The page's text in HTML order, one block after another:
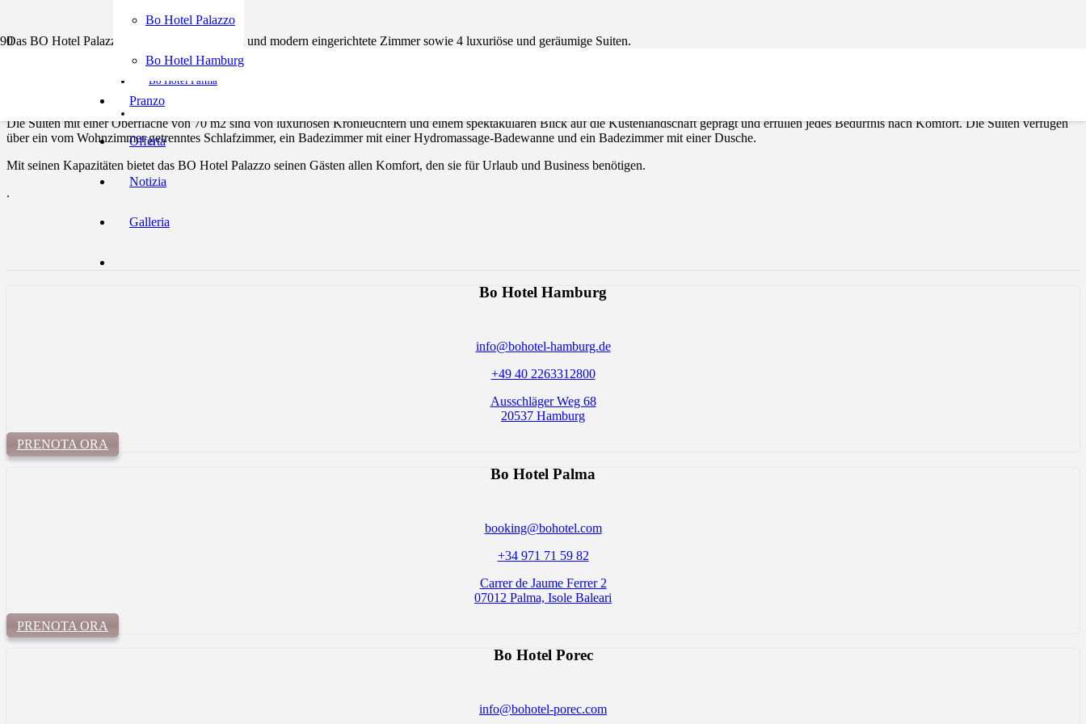
Bo Hotel Hamburg
Bo Hotel Palma
Bo Hotel Palazzo
Bo Hotel Hamburg
Pranzo
Offerta
Notizia
Galleria
Das BO Hotel Palazzo verfügt über 70 elegant und modern eingerichtete Zimmer sowie 4 luxuriöse und geräumige Suiten.
Das BO Hotel Palazzo verfügt über 70 elegante und modern eingerichtete Zimmer sowie 4 luxuriöse und geräumige Suiten, die nach den Inseln und Klippen des Archipels von Poreč benannt wurden:
Karbola, Sarafel, Butašel und Altež.
Die Suiten mit einer Oberfläche von 70 m2 sind von luxuriösen Kronleuchtern und einem spektakulären Blick auf die Küstenlandschaft geprägt und erfüllen jedes Bedürfnis nach Komfort. Die Suiten verfügen
über ein vom Wohnzimmer getrenntes Schlafzimmer, ein Badezimmer mit einer Hydromassage-Badewanne und ein Badezimmer mit einer Dusche.
Mit seinen Kapazitäten bietet das BO Hotel Palazzo seinen Gästen allen Komfort, den sie für Urlaub und Business benötigen.
.
Bo Hotel Hamburg
info@bohotel-hamburg.de
+49 40 2263312800
Ausschläger Weg 68
20537 Hamburg
PRENOTA ORA
Bo Hotel Palma
booking@bohotel.com
+34 971 71 59 82
Carrer de Jaume Ferrer 2
07012 Palma, Isole Baleari
PRENOTA ORA
Bo Hotel Porec
info@bohotel-porec.com